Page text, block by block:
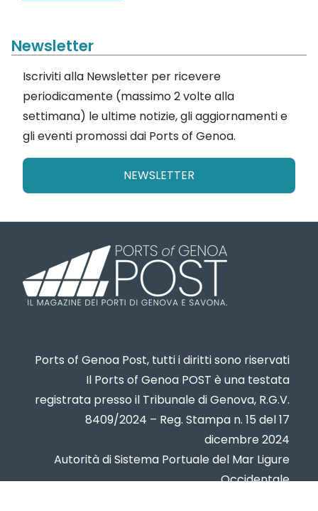
Newsletter
Iscriviti alla Newsletter per ricevere
periodicamente (massimo 2 volte alla
settimana) le ultime notizie, gli aggiornamenti e
gli eventi promossi dai Ports of Genoa.
NEWSLETTER
Ports of Genoa Post, tutti i diritti sono riservati
Il Ports of Genoa POST è una testata
registrata presso il Tribunale di Genova, R.G.V.
8409/2024 – Reg. Stampa n. 15 del 17
dicembre 2024
Autorità di Sistema Portuale del Mar Ligure
Occidentale